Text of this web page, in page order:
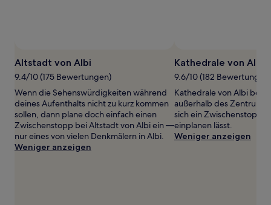
ändern.
Es
können
zusätzliche
Bedingungen
gelten.
Foto
von
Éric
Lecoustre
Altstadt von Albi
9.4/10 (175 Bewertungen)
Wenn die Sehenswürdigkeiten während
deines Aufenthalts nicht zu kurz kommen
sollen, dann plane doch einfach einen
Zwischenstopp bei Altstadt von Albi ein —
nur eines von vielen Denkmälern in Albi.
Weniger anzeigen
Kathedrale von Albi
9.6/10 (182 Bewertungen)
Kathedrale von Albi
außerhalb des Zentrums
sich ein Zwischenstopp
einplanen lässt.
Weniger anzeigen